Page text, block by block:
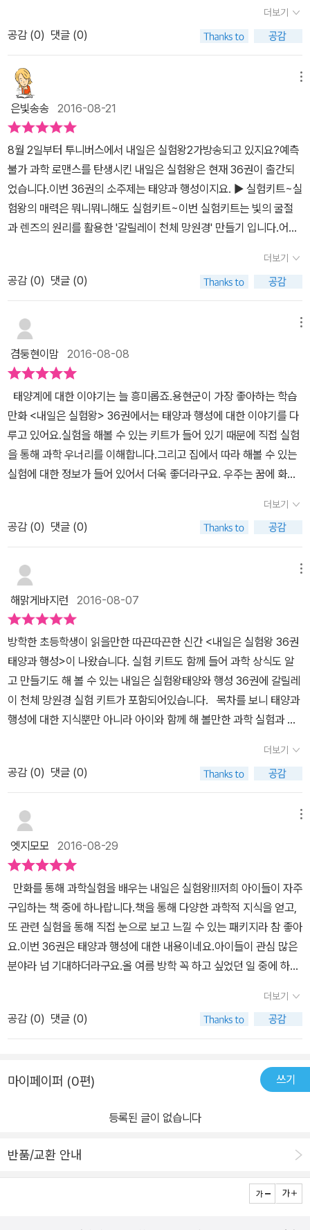
읽어보고 실험을 하도록 해요.​내일은 실험왕 36 태양과 행성에서빛
의 굴절과 렌즈의 원리를 활용한갈릴레이 천체 망원경 실험을 해보도
록 하겠씀다~​​​일단 실험 키트의 렌즈를 보고 아이들이 그냥 넘어 갈
수가 없겠죠. ^^그래서 볼록렌즈와 오목렌즈를 어떻게 보이는지 먼저
렌즈를 비교해 보도록 해주었어요.그리고 나서 실험을 하고나니 먼
곳의 물체를 관찰 할때 망원경의 원리를 더 쉽게 이해하는것 같았어
요.내일은 실험왕을 좀 더 효율적으로 읽어보는 과학 포인트와원리를
쉽게 이해하는 실험 키트를 통해서더 신나는 과학 실험 시간이였어
요.여름방학 동안 내일은 실험왕을 통해서 숙제도 하고좀 더 의미있
는 시간을 보내는 것도 좋을듯 해요. ^^ 이 책을 홍보하면서 미래엔 아
이세움으로 부터 무료로 제공 받았습니다.​
물체가 보이지 않을 때는 어떻게 해야하는지, 망원경으로 태양을 관
측해도 될지등실험 중 아이들이 궁금해할 질문들에 답변도 담겨있습
을 직접 관찰하면 시력을 잃을 수 있습니다.'아이들이 실험을 하면서
조심해야할 것들도 꼭 설명해줘야겠죠.보름달과 같이 밝은 빛을 내는
쪽은 관측하면 안된다고 하네요.가운데 부분이 두꺼운 볼록렌즈는 가
까운 물체는 크게 보이고 멀어질수록 상의 크기가 커지다가 어느 순
간에 상이 거꾸로 작게 보인다고 해요. 오목 렌즈는 그 반대로 보이고
요.망원경을 직접 만들어보면서 볼록렌즈와 오목렌즈의 차이를 알 수
있겠어요.​​책의 내용도 태양과 행성에 관한 이야기를 들려주고 있어
요.본선 대결을 앞두고 과연 어떤 대결을 하게 될지 궁금해지는 내용
입니다.실험키트와도 관련있는 구성이라 아이들이 더 좋아할 것 같아
은 선물이었답니다 차례를 보면서 내용을 먼저 만나볼 수 있는데요!
정말 어려울 것 같은데 우리 엘에게는 전혀 어려운 내용으로 바꿔버
리게 만드는 책이네요 등장인물들!!역시나 범우주와 강원소!!등장인
물들과 꾸준히 만나게 되네요 이렇게 만화 형식으로 되어있어서 전
혀 어렵지 않게!!즐거운 실험이 기다리니 어찌 재미있지 않을 수가 있
겠어요!!??헉!! 외계인이다~~사이사이에 과학실험실이 있어서 아이
와 함께 만드는 재미도 솔솔!!우리 엘이 심심하면 재활용품으로 뚝딱
만들면서 놀더라고요..^^ 정말 재미있는 흥미진진한 이야기가 담겨
있으니저도 정말 재미있게 보게 되더라고요.. ㅋ 태양계를 자연스럽
게 알려주는 책!예비초등이 읽기에도 전혀 부담스럽지 않는 책이 되
어버리네요 ​그러면서 실제 그 원리에 대해서도 알아가게 되는 실험
키트!!책 속의 과학의 원리를 직접 눈으로 이해할 수 있는 실험키트이
책의 끝에 있어서 마무리 활동으로 참 좋은 것 같아요!​이렇게 실험에
대한 이해를 해주기도 하고!! 이렇게 실험키트가 있으니!!!이건 뭐!!
리에 탐독!!그리고 제가 실험용 키트는 벌써 보면서 놀이터 가면서 들
고나가버린 우리 아이들!!제가 잠시 한눈판 사이에 실험이 끝나버렸
네요..^^ 아이들 혼자서 스스로 실험키트를 만들 수가 있는내일은 실
험왕이건 정말 아이들이 사랑하지 않을 수 없는 완소 핫한 책이네요!
요즘 한창 실험키트에 관심이 많은 엘인지라!!실험키트만 보이면 후
다닥 책 읽고 원리를 직접 만들어보고 마무리하네요..^^
더보기
공감 (0) 댓글 (0)
은빛송송 2016-08-21
8월 2일부터 투니버스에서 내일은 실험왕2가방송되고 있지요?예측
불가 과학 로맨스를 탄생시킨 내일은 실험왕은 현재 36권이 출간되
었습니다.이번 36권의 소주제는 태양과 행성이지요. ▶ 실험키트~실
험왕의 매력은 뭐니뭐니해도 실험키트~이번 실험키트는 빛의 굴절
과 렌즈의 원리를 활용한 '갈릴레이 천체 망원경' 만들기 입니다.어려
입체감있는 지식으로 다가오겠지요?엄청 간단한 만들기 활동을 통해
깊이있는원리를 이해할 수 있어서 참 매력적입니다.​ 만들기 순서는
책의 뒷면에 실려 있으니순서대로 따라하기만 하면 끝~​ 갈릴레이는
망원경 앞쪽의 대물렌즈로는빛을 모으는 볼록렌즈를, 눈 쪽의 접안렌
오목렌즈를 사용해서 만든망원경을 갈릴레이식 망원경이라고 부른답
니다.물체를 똑바로 볼 수는 있지만 시야가 좁다는단점이 있긴 하지
만요.​ ▶ 실험 후~실험을 마친 후에는 실험과정 이해하기와실험 키트
속 과학원리를 통해 심도있는 지식을대할 수 있답니다.망원경의 원리
를 이해하고 먼 곳의 물체를직접 관찰하며 눈과 손으로 익힌 과학원
리는기억도 오래도록 하겠지만 이렇게 활동한 것은학교수업과도 연
계되어 학습에도 도움이 되지요.​ ▶ 줄거리~본선 대결을 앞둔 독일팀
과 인도팀은 유성우로인해 대결이 미뤄지게 되는데요.덕분에 세계의
실험반 친구들은 함께 유성우를보며 즐거운 시간을 보내게 됩니다.누
드 속에서의 각자의 모습들...용해와 용액으로 이어지는 다음 이야기
에도 어떤 모습들이 그려질지 기대됩니다.​▶ 보너스~실험키트, 태양
과 행성에 관한 다양한 과학상식은 기본~해시계 만들기, 태양계 행성
의 거리 비교, 스스로도는 태양등의 보너스 실험도 놓치지 마세요.
더보기
공감 (0) 댓글 (0)
겸둥현이맘 2016-08-08
태양계에 대한 이야기는 늘 흥미롭죠.용현군이 가장 좋아하는 학습
만화 <내일은 실험왕> 36권에서는 태양과 행성에 대한 이야기를 다
루고 있어요.실험을 해볼 수 있는 키트가 들어 있기 때문에 직접 실험
을 통해 과학 우너리를 이해합니다.그리고 집에서 따라 해볼 수 있는
실험에 대한 정보가 들어 있어서 더욱 좋더라구요.​ ​우주는 꿈에 화성
며 건전지를 챙기는 외계인은 태양계 행성 중에 가장 지구와 비슷한
화성에서 왔다면서 우주에게화성으로 데려다주겠다고 합니다.이 부
분을 보니 용현군이 7살에 외계 생명체는 없을 것 같다고 했던 말이
기억이 나네요. 외계 생명체가 있었다면 아직까지 우리가 만나지 못
할 이유가 없을 것 같다고 말했는데시간이 지나 어쩌면 화성에는 외
계 생명체가 살고 있을지도 모른다면서 책을 읽으며 알게 된 지식들
을 통해 외계 생명체가 있을 수 있는 이유에 대해 설명을 하더라구요.
아이들은 좋아하는 책을 통해 지식도 쌓아가고 알고 있는 지식들을
다양하게 표현합니다.과학이 어렵게 느껴지지만 <내일은 실험왕>은
쉽고 재미있게 과학에 접근할 수 있어서 좋아요. 본선 대결을 앞두고
운석이 대결장으로 떨어지는 바람에 대결이 미뤄지게 돼요. ​유성체는
우주 공간을 떠돌아다니는 작은 천체를 말합니다.소행성이나 행성에
서 떨어져 나온 암석 조각, 먼지, 얼음덩어리 등으로 이루어져 있어요.
유성체는 지구와 가까워지면 지구의 중력에 의해 대기권으로 들어오
지지만가끔 완전히 타지 않고 지표면에 떨어지는 경우가 있는 데 이
렇게 떨어진 돌덩이를 운석이라고 해요.<내일은 실험왕> 36권에서
는 태양계의 탄생과 구성 요소, 태양과 행성의 관계 등 아이들이 우주
에 대해 아주 흥미로워하는 부분들에 대해 알려줍니다.유아 때에도
그랬지만 여전히 지구와 태양계의 다른 행성에 대한 호기심은 아주
많아요.운석에 대한 내용을 보며 꼭 한 번은 직접 눈으로 보고 싶다고
하더라구요.​​ 등장인물들의 재미난 이야기도 좋지만 집에서 실험하기
에 대한 내용도 정말 좋아요.우리가 실험을 해볼 기회가 많지 않죠.특
거나 관련 도서를 구입해서 아이들과 활용을 해볼 수 있어요.<내일은
실험왕> 시리즈는 실험 키트도 들어 있지만 이렇게 집에서 해볼 수
있는 실험을 담고 있어서 더 유익해요.​ '과학실에서 실험하기'는 실험
등을 설명하고 있어요.태양계 행성의 거리를 비교하는 실험인데 직접
해볼 수는 없어도 대리만족할 수 있는 내용들이라서 좋네요.지금은
저학년이라서 어려운 부분도 있지만 나중에는 이런 지식들이 조금 더
스 케플러'에 대한 설명이 나와요.독일의 천문학자로 태양계 행성 운
빛을 내는 행성은 태양이지요.태양계의 구성원과 특징을 한눈에 볼
더보기
공감 (0) 댓글 (0)
해맑게바지런 2016-08-07
방학한 초등학생이 읽을만한 따끈따끈한 신간 <내일은 실험왕 36권
태양과 행성>이 나왔습니다. 실험 키트도 함께 들어 과학 상식도 알
고 만들기도 해 볼 수 있는 내일은 실험왕태양와 행성 36권에 갈릴레
이 천체 망원경 실험 키트가 포함되어있습니다. 목차를 보니 태양과
행성에 대한 지식뿐만 아니라 아이와 함께 해 볼만한 과학 실험과 만
환경을 가지고 있는 것으로 알려진 화성화성에 대한 조사는 오래전부
터 시작되었줘영화 <마션>도 화성 탐사와 생존기를 다른 영화로 유
명했줘 소원을 빌면 이루어진다는 별똥별은 유성체가 지구의 대기와
부딪혀 빛을 내며 타는 유성이런 유성이 한꺼번에 쏟아지는 것을 유
성, 해왕성은 수소나 헬륨 등의 기체로 만들어져 태양과 행성이 모두
만들어지는데 약 46억 년 동안이라고 최초의 인류인 오스트랄로피
테쿠스가 약 300만 년 전에 생긴 것에 비하면 우주는 정말 오래전부
터 만들어지고 있었으니 우리 인간이 얼마나 작은 존재인지 알 수 있
는 우주의 기원입니다. 학교에서 조사하는 태양계 행성의 거리 비교
를 내일은 실험왕 36권 태양과 행성에서 알아볼 수 있습니다. 박사
의 실험실에서는 행성 이름의 유래, 행성의 이름을 따온 요일도 알 수
있습니다. 내일은 실험왕 36권 태양과 행성에서만 볼 수 있는 유성
쇼올해 8월 12일 오후 10시부터 13일 오전 0시 반까지 시간당 150
줘! 우리가 사는 태양계를 한눈에 볼 수 있게 잘 정리해 놓은 내일은
실험왕 36권 태양과 행성요런 좋은 정보는 따로 부록으로 만들어 책
과 렌즈의 원리를 활용한 갈릴레이 천체 망원경 만들기 실험키트 깁
스를 한 아이를 위해 엄마가 다 만들어준 갈릴레이 천체 망원경오목
입니다. 어두운 밤 유성을 확인하기에는 조금 무리가 있겠지만망원경
갖고 싶어 하던 아이에게 좋은 선물이 된 내일은 실험왕 36권 태양과
더보기
공감 (0) 댓글 (0)
엣지모모 2016-08-29
만화를 통해 과학실험을 배우는 내일은 실험왕!!!저희 아이들이 자주
구입하는 책 중에 하나랍니다.책을 통해 다양한 과학적 지식을 얻고,
또 관련 실험을 통해 직접 눈으로 보고 느낄 수 있는 패키지라 참 좋아
요.이번 36권은 태양과 행성에 대한 내용이네요.아이들이 관심 많은
분야라 넘 기대하더라구요.올 여름 방학 꼭 하고 싶었던 일 중에 하나
수 있기를 바래보며 몇년 전 다녀왔던 기억을 떠올리며 책과 함께 합
니다. 역시 아이들은 학습만화가 이해가 쉬운 것 같아요.물론 글밥
이 있는 문학, 비문학 책도 중요하지만 과학, 수학같은 조금은 이해하
해요.만화책 치고 글밥이 적은 편이 아닌데요 그림과 함께하니 지루
께하는 부분도 있어요.쉽게 접할 수 없는 사진들도 있구요, 우리 생활
성체, 유성등 단어만 들으면 어렵지만 아이들의 눈높이에서 이해하기
닌 설명이 함께하는 부분도 있어요.쉽게 접할 수 없는 사진들도 있구
더보기
공감 (0) 댓글 (0)
마이페이퍼 (0편) 쓰기
등록된 글이 없습니다
반품/교환 안내